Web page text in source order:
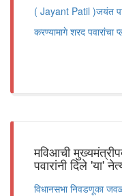
( Jayant Patil )जयंत
करण्यामागे शरद पवारांचा
मविआची
पवारांनी दिले 'या'
विधानसभा निवडणूका